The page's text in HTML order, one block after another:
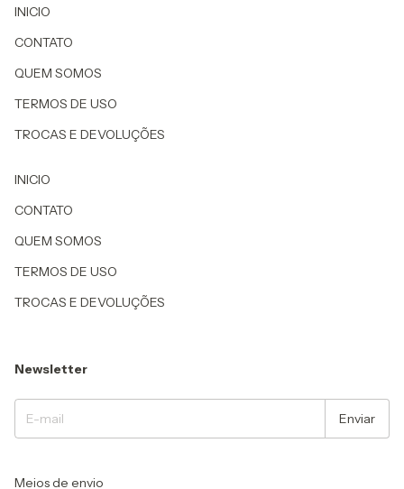
INICIO
CONTATO
QUEM SOMOS
TERMOS DE USO
TROCAS E DEVOLUÇÕES
INICIO
CONTATO
QUEM SOMOS
TERMOS DE USO
TROCAS E DEVOLUÇÕES
Newsletter
Meios de envio